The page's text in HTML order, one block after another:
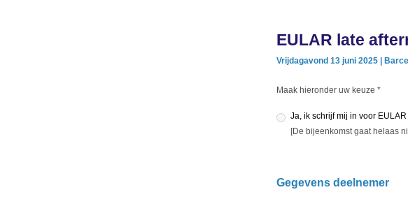
EULAR late
Vrijdagavond 13 juni 2025 |
Maak hieronder uw keuze *
Ja, ik schrijf mij in voor
[De bijeenkomst gaat helaas
Gegevens deelnemer